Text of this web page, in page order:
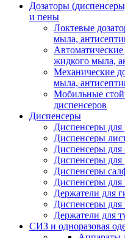
Дозаторы
и пены
Локтевые
мыла,
жидкого мыла,
Механические
мыла,
Мобильные
диспенсеров
Диспенсеры
Диспенсеры для
Диспенсеры
Диспенсеры для
Диспенсеры
Диспенсеры
Диспенсеры для
Держатели для
Диспенсеры для
Держатели для
СИЗ и одноразовая